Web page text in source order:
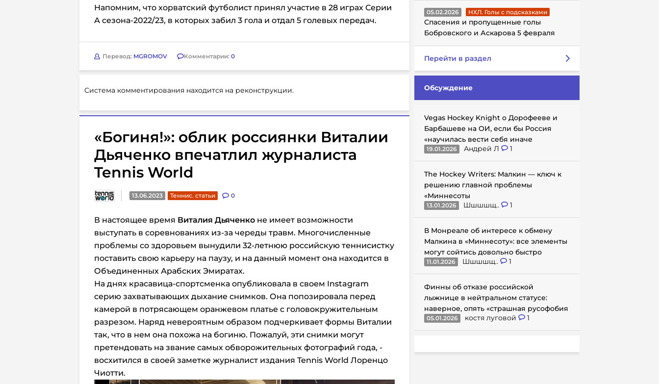
Напомним, что хорватский футболист принял участие в 28 играх Серии
А сезона-2022/23, в которых забил 3 гола и отдал 5 голевых передач.
Перевод: MGROMOV Комментарии: 0
Система комментирования находится на реконструкции.
«Богиня!»: облик россиянки Виталии
Дьяченко впечатлил журналиста
Tennis World
13.06.2023 Теннис. статьи 0
В настоящее время Виталия Дьяченко не имеет возможности
выступать в соревнованиях из-за череды травм. Многочисленные
проблемы со здоровьем вынудили 32-летнюю российскую теннисистку
поставить свою карьеру на паузу, и на данный момент она находится в
Объединенных Арабских Эмиратах.
На днях красавица-спортсменка опубликовала в своем Instagram
серию захватывающих дыхание снимков. Она попозировала перед
камерой в потрясающем оранжевом платье с головокружительным
разрезом. Наряд невероятным образом подчеркивает формы Виталии
так, что в нем она похожа на богиню. Пожалуй, эти снимки могут
претендовать на звание самых обворожительных фотографий года, -
восхитился в своей заметке журналист издания Tennis World Лоренцо
Чиотти.
05.02.2026 НХЛ. Голы с подсказками
Спасения и пропущенные голы
Бобровского и Аскарова 5 февраля
Перейти в раздел
Обсуждение
Vegas Hockey Knight о Дорофееве и
Барбашеве на ОИ, если бы Россия
«научилась вести себя иначе
19.01.2026 Андрей Л 1
The Hockey Writers: Малкин — ключ к
решению главной проблемы
«Миннесоты
13.01.2026 Шшшшщ.. 1
В Монреале об интересе к обмену
Малкина в «Миннесоту»: все элементы
могут сойтись довольно быстро
11.01.2026 Шшшшщ.. 1
Финны об отказе российской
лыжнице в нейтральном статусе:
наверное, опять «страшная русофобия
05.01.2026 костя луговой 1